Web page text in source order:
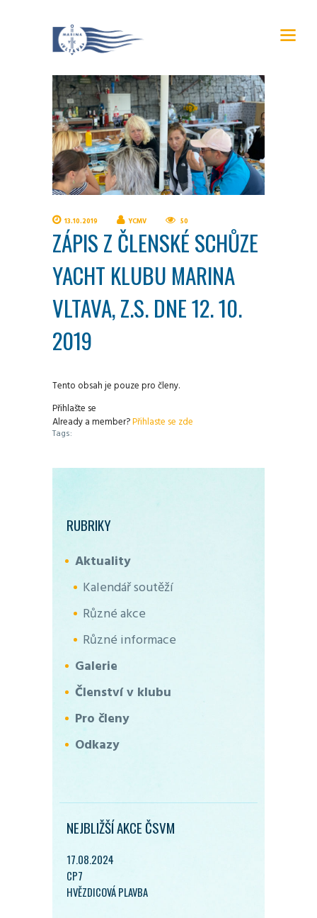
13.10.2019 YCMV 50
ZÁPIS Z ČLENSKÉ SCHŮZE
YACHT KLUBU MARINA
VLTAVA, Z.S. DNE 12. 10.
2019
Tento obsah je pouze pro členy.
Přihlašte se
Already a member?Přihlaste se zde
Tags:
RUBRIKY
Aktuality
Kalendář soutěží
Různé akce
Různé informace
Galerie
Členství v klubu
Pro členy
Odkazy
NEJBLIŽŠÍ AKCE ČSVM
17.08.2024
CP7
HVĚZDICOVÁ PLAVBA